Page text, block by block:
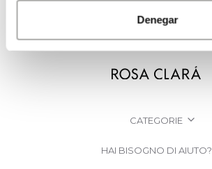
Denegar
CATEGORIE
HAI BISOGNO DI AIUTO?